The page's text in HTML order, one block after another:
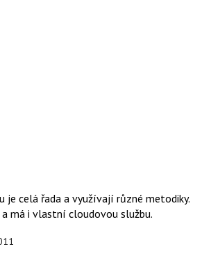
je celá řada a využívají různé metodiky.
má i vlastní cloudovou službu.